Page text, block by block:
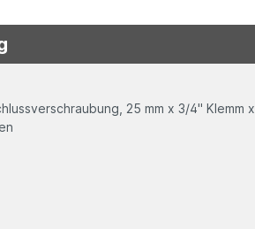
25 mm x 3/4" Klemm x